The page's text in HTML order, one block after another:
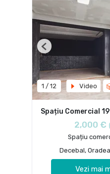
1 / 12 Video
Previous
Spațiu Comercial
2,000 €
Spațiu
Decebal, Oradea
Vezi mai